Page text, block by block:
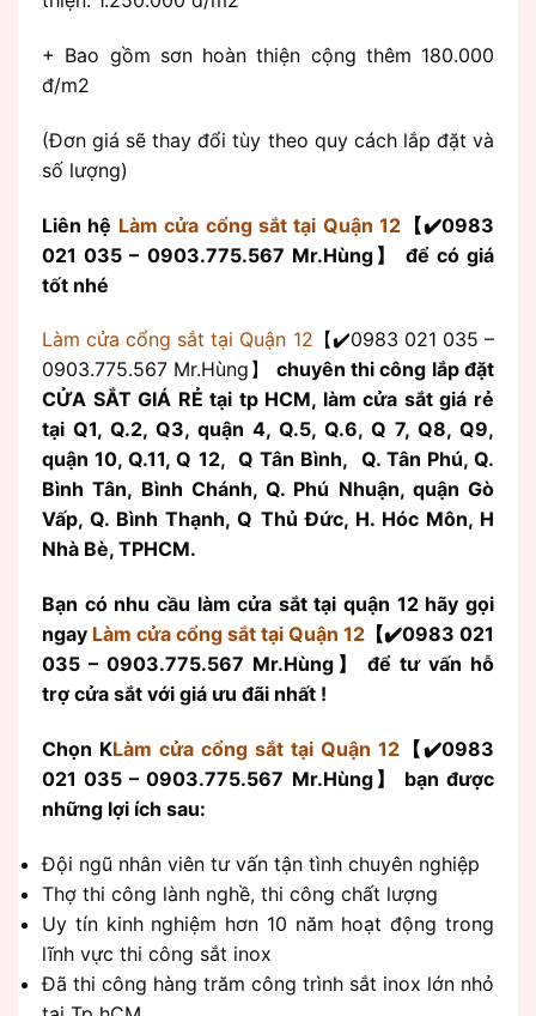
+ Bao gồm sơn hoàn thiện cộng thêm 180.000
đ/m2
(Đơn giá sẽ thay đổi tùy theo quy cách lắp đặt và
số lượng)
Liên hệ Làm cửa cổng sắt tại Quận 12 【✔️0983
021 035 – 0903.775.567 Mr.Hùng】 để có giá
tốt nhé
Làm cửa cổng sắt tại Quận 12 【✔️0983 021 035 –
0903.775.567 Mr.Hùng】 chuyên thi công lắp đặt
CỬA SẮT GIÁ RẺ tại tp HCM, làm cửa sắt giá rẻ
tại Q1, Q.2, Q3, quận 4, Q.5, Q.6, Q 7, Q8, Q9,
quận 10, Q.11, Q 12, Q Tân Bình, Q. Tân Phú, Q.
Bình Tân, Bình Chánh, Q. Phú Nhuận, quận Gò
Vấp, Q. Bình Thạnh, Q Thủ Đức, H. Hóc Môn, H
Nhà Bè, TPHCM.
Bạn có nhu cầu làm cửa sắt tại quận 12 hãy gọi
ngay Làm cửa cổng sắt tại Quận 12 【✔️0983 021
035 – 0903.775.567 Mr.Hùng】 để tư vấn hỗ
trợ cửa sắt với giá ưu đãi nhất !
Chọn KLàm cửa cổng sắt tại Quận 12 【✔️0983
021 035 – 0903.775.567 Mr.Hùng】 bạn được
những lợi ích sau:
Đội ngũ nhân viên tư vấn tận tình chuyên nghiệp
Thợ thi công lành nghề, thi công chất lượng
Uy tín kinh nghiệm hơn 10 năm hoạt động trong
lĩnh vực thi công sắt inox
Đã thi công hàng trăm công trình sắt inox lớn nhỏ